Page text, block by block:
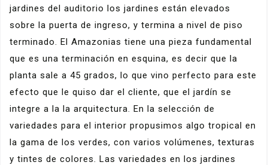
jardines del auditorio los jardines están elevados
sobre la puerta de ingreso, y termina a nivel de piso
terminado. El Amazonias tiene una pieza fundamental
que es una terminación en esquina, es decir que la
planta sale a 45 grados, lo que vino perfecto para este
efecto que le quiso dar el cliente, que el jardín se
integre a la la arquitectura. En la selección de
variedades para el interior propusimos algo tropical en
la gama de los verdes, con varios volúmenes, texturas
y tintes de colores. Las variedades en los jardines